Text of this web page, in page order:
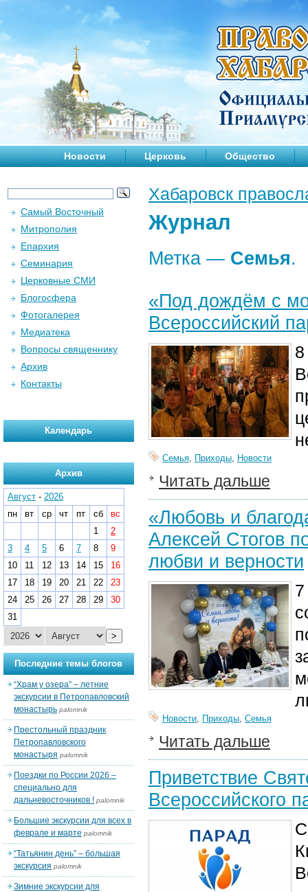
Новости Церковь Общество
Хабаровск
Журнал
Метка — Семья.
«Под дождём с
Всероссийский
Семья, Приходы, Новости
Читать дальше
«Любовь и
Алексей Стогов
любви и верности
Новости, Приходы, Семья
Читать дальше
Приветствие
Всероссийского
Самый Восточный
Митрополия
Епархия
Семинария
Церковные СМИ
Блогосфера
Фотогалерея
Медиатека
Вопросы священнику
Архив
Контакты
Календарь
Архив
Август - 2026
пн
вт ср чт пт сб
вс
1
2
3
4 5 6 7 8
9
10
11 12 13 14 15
16
17
18 19 20 21 22
23
24
25 26 27 28 29
30
31
>
Последние темы блогов
“Храм у озера” – летние
экскурсии в Петропавловский
монастырь palomnik
Престольный праздник
Петропавловского
монастыря palomnik
Поездки по России 2026 –
специально для
дальневосточников ! palomnik
Большие экскурсии для всех в
феврале и марте palomnik
“Татьянин день” – большая
экскурсия palomnik
Зимние экскурсии для